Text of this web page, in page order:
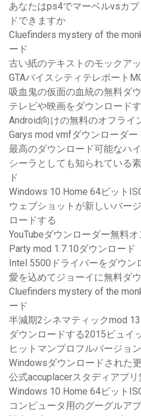
あなたはps4でマーベルvsカ
ドできますか
Cluefinders mystery of the
ード
古い紙のテキストのモックア
GTAバイスシティテレポート
吸血鬼の仮面の血統の無料ダ
テレビや映画をダウンロード
Android向けの無料のオフライ
Garys mod vmfダウンローダー
最高のダウンロード可能なハ
シーラとしても知られている
ド
Windows 10 Home 64ビット
ウェブショットが新しいバー
ロードする
YouTubeダウンローダー無料
Party mod 1.7.10ダウンロード
Intel 5500ドライバーをダウン
愛を込めてジョーイに無料ダ
Cluefinders mystery of the
ード
半減期2シネマティックmod
ダウンロードする2015ビュイ
ヒットマンプロフルバージョ
Windowsダウンロードされた
公式accuplacerスタディアプ
Windows 10 Home 64ビット
コンピュータ用のグーグルア